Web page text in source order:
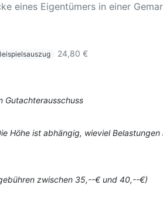
eines Eigentümers in einer
24,80 €
Gutachterausschuss
Höhe ist abhängig, wieviel
zwischen 35,--€ und 40,--€)